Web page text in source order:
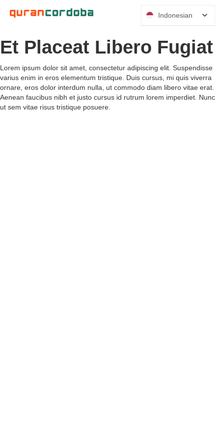
Et Placeat Libero Fugiat
Lorem ipsum dolor sit amet, consectetur adipiscing elit. Suspendisse
varius enim in eros elementum tristique. Duis cursus, mi quis viverra
ornare, eros dolor interdum nulla, ut commodo diam libero vitae erat.
Aenean faucibus nibh et justo cursus id rutrum lorem imperdiet. Nunc
ut sem vitae risus tristique posuere.
Indonesian